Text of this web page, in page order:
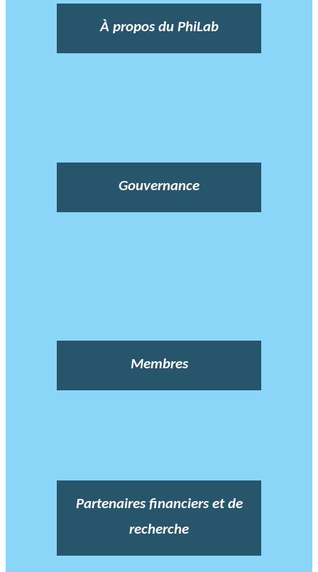
À propos du PhiLab
Gouvernance
Membres
Partenaires financiers et de
recherche